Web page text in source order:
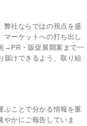
弊社ならではの視点を盛
マーケットへの打ち出し
→PR・販促展開案まで一
届けできるよう、取り組
ぶことで分かる情報を重
やかにご報告していま